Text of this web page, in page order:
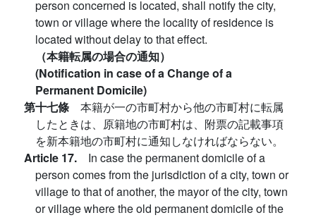
person concerned is located, shall notify the city,
town or village where the locality of residence is
located without delay to that effect.
（本籍転属の場合の通知）
(Notification in case of a Change of a
Permanent Domicile)
第十七條 本籍が一の市町村から他の市町村に転属
したときは、原籍地の市町村は、附票の記載事項
を新本籍地の市町村に通知しなければならない。
Article 17. In case the permanent domicile of a
person comes from the jurisdiction of a city, town or
village to that of another, the mayor of the city, town
or village where the old permanent domicile of the